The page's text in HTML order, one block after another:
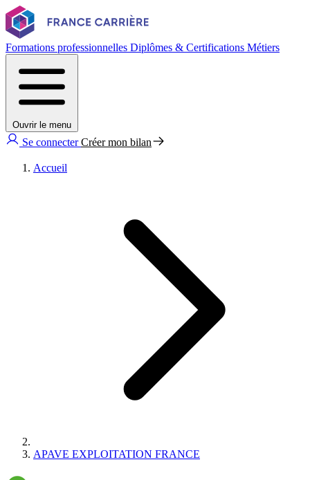
Formations professionnelles Diplômes & Certifications Métiers
Ouvrir le menu
Se connecterCréer mon bilan
Accueil
APAVE EXPLOITATION FRANCE